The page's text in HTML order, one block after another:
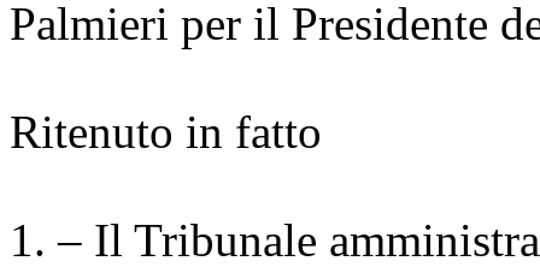
Palmieri per il Presidente
Ritenuto in fatto
1. – Il Tribunale